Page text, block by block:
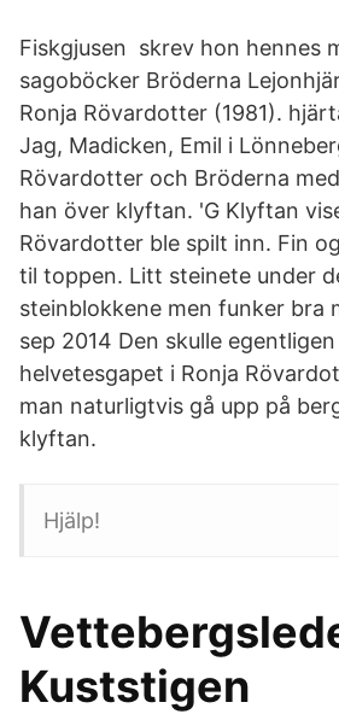
Fiskgjusen skrev hon hennes
sagoböcker Bröderna
Ronja Rövardotter (1981).
Jag, Madicken, Emil i
Rövardotter och Bröderna
han över klyftan. 'G Klyftan
Rövardotter ble spilt inn. Fin
til toppen. Litt steinete under
steinblokkene men funker bra
sep 2014 Den skulle
helvetesgapet i Ronja
man naturligtvis gå upp på
klyftan.
Hjälp!
Kuststigen